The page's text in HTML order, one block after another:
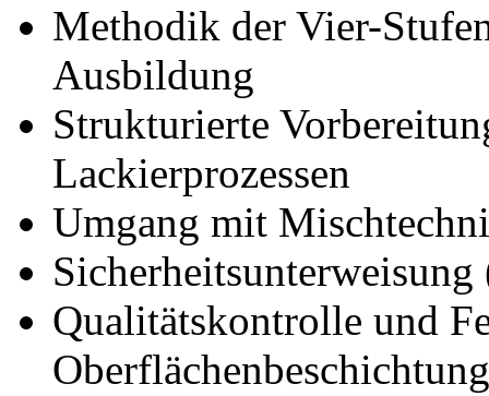
Methodik der Vier-
Ausbildung
Strukturierte
Lackierprozessen
Umgang mit
Qualitätskontrolle und